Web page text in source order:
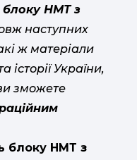
блоку НМТ з
наступних
ж матеріали
України,
зможете
блоку НМТ з